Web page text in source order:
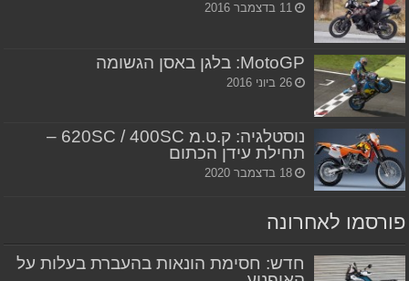
11 בדצמבר 2016
MotoGP: בלגן באסן הגשומה
26 ביוני 2016
נוסטלגיה: ק.ט.מ 620SC / 400SC –
תחילת עידן הכתום
18 בדצמבר 2020
פורסמו לאחרונה
חדש: חסימת הונאות בהעברת בעלות על